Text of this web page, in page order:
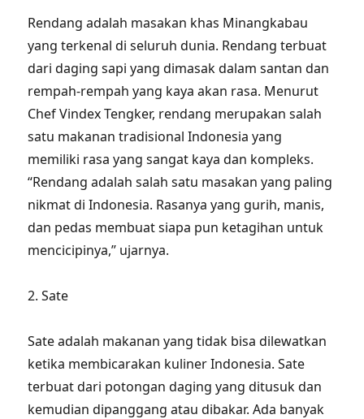
Rendang adalah masakan khas Minangkabau
yang terkenal di seluruh dunia. Rendang terbuat
dari daging sapi yang dimasak dalam santan dan
rempah-rempah yang kaya akan rasa. Menurut
Chef Vindex Tengker, rendang merupakan salah
satu makanan tradisional Indonesia yang
memiliki rasa yang sangat kaya dan kompleks.
“Rendang adalah salah satu masakan yang paling
nikmat di Indonesia. Rasanya yang gurih, manis,
dan pedas membuat siapa pun ketagihan untuk
mencicipinya,” ujarnya.
2. Sate
Sate adalah makanan yang tidak bisa dilewatkan
ketika membicarakan kuliner Indonesia. Sate
terbuat dari potongan daging yang ditusuk dan
kemudian dipanggang atau dibakar. Ada banyak